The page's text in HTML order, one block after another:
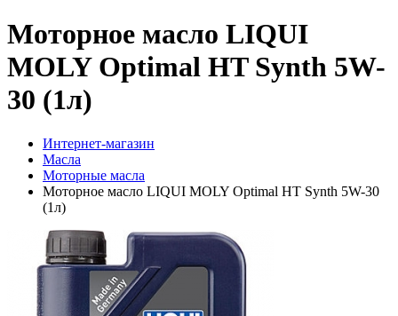
Моторное масло LIQUI
MOLY Optimal HT Synth 5W-
30 (1л)
Интернет-магазин
Масла
Моторные масла
Моторное масло LIQUI MOLY Optimal HT Synth 5W-30
(1л)